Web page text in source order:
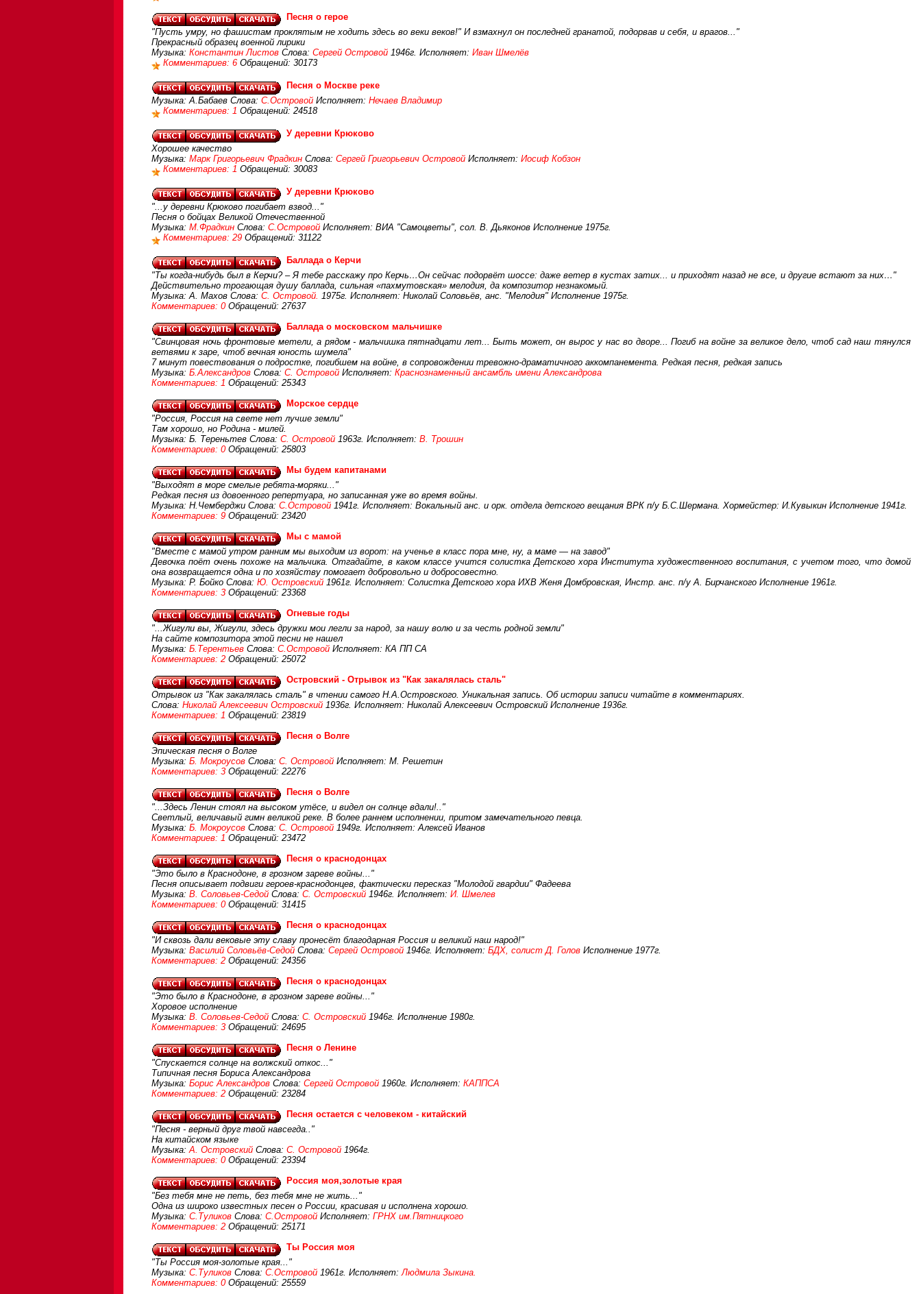
Песня о герое
"Пусть умру, но фашистам проклятым не ходить здесь во веки веков!" И взмахнул он последней гранатой, подорвав и себя, и врагов..."
Прекрасный образец военной лирики
Музыка: Константин Листов Слова: Сергей Островой 1946г. Исполняет: Иван Шмелёв
Комментариев: 6 Обращений: 30173
Песня о Москве реке
Музыка: А.Бабаев Слова: С.Островой Исполняет: Нечаев Владимир
Комментариев: 1 Обращений: 24518
У деревни Крюково
Хорошее качество
Музыка: Марк Григорьевич Фрадкин Слова: Сергей Григорьевич Островой Исполняет: Иосиф Кобзон
Комментариев: 1 Обращений: 30083
У деревни Крюково
"...у деревни Крюково погибает взвод..."
Песня о бойцах Великой Отечественной
Музыка: М.Фрадкин Слова: С.Островой Исполняет: ВИА "Самоцветы", сол. В. Дьяконов Исполнение 1975г.
Комментариев: 29 Обращений: 31122
Баллада о Керчи
"Ты когда-нибудь был в Керчи? – Я тебе расскажу про Керчь…Он сейчас подорвёт шоссе: даже ветер в кустах затих... и приходят назад не все, и другие встают за них…"
Действительно трогающая душу баллада, сильная «пахмутовская» мелодия, да композитор незнакомый.
Музыка: А. Махов Слова: С. Островой. 1975г. Исполняет: Николай Соловьёв, анс. "Мелодия" Исполнение 1975г.
Комментариев: 0 Обращений: 27637
Баллада о московском мальчишке
"Свинцовая ночь фронтовые метели, а рядом - мальчишка пятнадцати лет... Быть может, он вырос у нас во дворе... Погиб на войне за великое дело, чтоб сад наш тянулся
ветвями к заре, чтоб вечная юность шумела"
7 минут повествования о подростке, погибшем на войне, в сопровождении тревожно-драматичного аккомпанемента. Редкая песня, редкая запись
Музыка: Б.Александров Слова: С. Островой Исполняет: Краснознаменный ансамбль имени Александрова
Комментариев: 1 Обращений: 25343
Морское сердце
"Россия, Россия на свете нет лучше земли"
Там хорошо, но Родина - милей.
Музыка: Б. Тереньтев Слова: С. Островой 1963г. Исполняет: В. Трошин
Комментариев: 0 Обращений: 25803
Мы будем капитанами
"Выходят в море смелые ребята-моряки..."
Редкая песня из довоенного репертуара, но записанная уже во время войны.
Музыка: Н.Чемберджи Слова: С.Островой 1941г. Исполняет: Вокальный анс. и орк. отдела детского вещания ВРК п/у Б.С.Шермана. Хормейстер: И.Кувыкин Исполнение 1941г.
Комментариев: 9 Обращений: 23420
Мы с мамой
"Вместе с мамой утром ранним мы выходим из ворот: на ученье в класс пора мне, ну, а маме — на завод"
Девочка поёт очень похоже на мальчика. Отгадайте, в каком классе учится солистка Детского хора Института художественного воспитания, с учетом того, что домой
она возвращается одна и по хозяйству помогает добровольно и добросовестно.
Музыка: Р. Бойко Слова: Ю. Островский 1961г. Исполняет: Солистка Детского хора ИХВ Женя Домбровская, Инстр. анс. п/у А. Бирчанского Исполнение 1961г.
Комментариев: 3 Обращений: 23368
Огневые годы
"...Жигули вы, Жигули, здесь дружки мои легли за народ, за нашу волю и за честь родной земли"
На сайте композитора этой песни не нашел
Музыка: Б.Терентьев Слова: С.Островой Исполняет: КА ПП СА
Комментариев: 2 Обращений: 25072
Островский - Отрывок из "Как закалялась сталь"
Отрывок из "Как закалялась сталь" в чтении самого Н.А.Островского. Уникальная запись. Об истории записи читайте в комментариях.
Слова: Николай Алексеевич Островский 1936г. Исполняет: Николай Алексеевич Островский Исполнение 1936г.
Комментариев: 1 Обращений: 23819
Песня о Волге
Эпическая песня о Волге
Музыка: Б. Мокроусов Слова: С. Островой Исполняет: М. Решетин
Комментариев: 3 Обращений: 22276
Песня о Волге
"...Здесь Ленин стоял на высоком утёсе, и видел он солнце вдали!.."
Светлый, величавый гимн великой реке. В более раннем исполнении, притом замечательного певца.
Музыка: Б. Мокроусов Слова: С. Островой 1949г. Исполняет: Алексей Иванов
Комментариев: 1 Обращений: 23472
Песня о краснодонцах
"Это было в Краснодоне, в грозном зареве войны..."
Песня описывает подвиги героев-краснодонцев, фактически пересказ "Молодой гвардии" Фадеева
Музыка: В. Соловьев-Седой Слова: С. Островский 1946г. Исполняет: И. Шмелев
Комментариев: 0 Обращений: 31415
Песня о краснодонцах
"И сквозь дали вековые эту славу пронесёт благодарная Россия и великий наш народ!"
Музыка: Василий Соловьёв-Седой Слова: Сергей Островой 1946г. Исполняет: БДХ, солист Д. Голов Исполнение 1977г.
Комментариев: 2 Обращений: 24356
Песня о краснодонцах
"Это было в Краснодоне, в грозном зареве войны..."
Хоровое исполнение
Музыка: В. Соловьев-Седой Слова: С. Островский 1946г. Исполнение 1980г.
Комментариев: 3 Обращений: 24695
Песня о Ленине
"Спускается солнце на волжский откос..."
Типичная песня Бориса Александрова
Музыка: Борис Александров Слова: Сергей Островой 1960г. Исполняет: КАППСА
Комментариев: 2 Обращений: 23284
Песня остается с человеком - китайский
"Песня - верный друг твой навсегда.."
На китайском языке
Музыка:А. Островский Слова: С. Островой 1964г.
Комментариев: 0 Обращений: 23394
Россия моя,золотые края
"Без тебя мне не петь, без тебя мне не жить..."
Одна из широко известных песен о России, красивая и исполнена хорошо.
Музыка: С.Туликов Слова: С.Островой Исполняет: ГРНХ им.Пятницкого
Комментариев: 2 Обращений: 25171
Ты Россия моя
"Ты Россия моя-золотые края..."
Музыка: С.Туликов Слова: С.Островой 1961г. Исполняет:Людмила Зыкина.
Комментариев: 0 Обращений: 25559